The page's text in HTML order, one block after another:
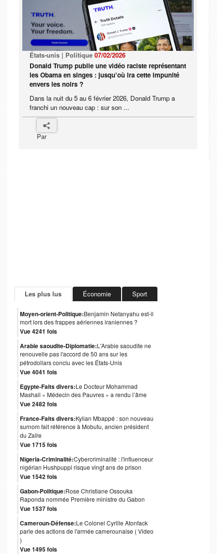
États-unis | Politique 07/02/2026
Donald Trump publie une vidéo raciste représentant
les Obama en singes : jusqu’où ira cette impunité
envers les noirs ?
Dans la nuit du 5 au 6 février 2026, Donald Trump a
franchi un nouveau cap : sur son ...
Par
Les plus lus Économie Sport
Moyen-orient-Politique:Benjamin Netanyahu est-il
mort lors des frappes aériennes iraniennes ?
Vue 4241 fois
Arabie saoudite-Diplomatie:L'Arabie saoudite ne
renouvelle pas l'accord de 50 ans sur les
pétrodollars conclu avec les États-Unis
Vue 4041 fois
Egypte-Faits divers:Le Docteur Mohammad
Mashali « Médecin des Pauvres » a rendu l’âme
Vue 2482 fois
France-Faits divers:Kylian Mbappé : son nouveau
surnom fait référence à Mobutu, ancien président
du Zaïre
Vue 1715 fois
Nigeria-Criminalité:Cybercriminalité : l'influenceur
nigérian Hushpuppi risque vingt ans de prison
Vue 1542 fois
Gabon-Politique:Rose Christiane Ossouka
Raponda nommée Première ministre du Gabon
Vue 1537 fois
Cameroun-Défense:Le Colonel Cyrille Atonfack
parle des actions de l'armée camerounaise ( Video
)
Vue 1495 fois